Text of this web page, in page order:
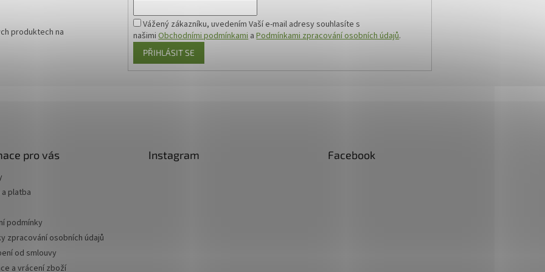
produktech na
Vážený zákazníku, uvedením Vaší e-mail adresy souhlasíte s
našimiObchodními podmínkamiaPodmínkami zpracování osobních údajů.
PŘIHLÁSIT SE
pro vás
platba
podmínky
zpracování osobních údajů
od smlouvy
a vrácení zboží
Instagram Facebook